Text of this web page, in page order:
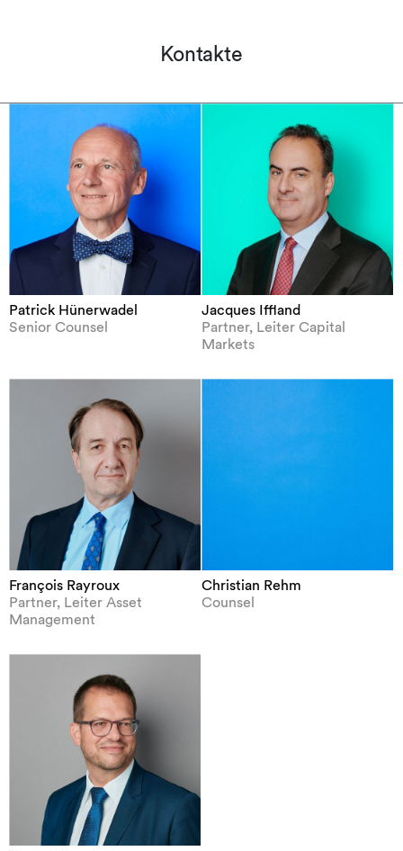
Kontakte
Patrick Hünerwadel
Senior Counsel
Jacques Iffland
Partner, Leiter Capital
Markets
François Rayroux
Partner, Leiter Asset
Management
Christian Rehm
Counsel